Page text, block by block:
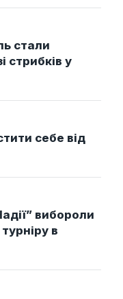
стали
стрибків у
себе від
вибороли
в